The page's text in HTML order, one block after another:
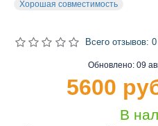
Хорошая совместимость
Обновлено: 09
В
Всего отзывов: 0
5600